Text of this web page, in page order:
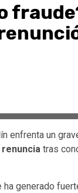
enfrenta un
renuncia tras
ha generado